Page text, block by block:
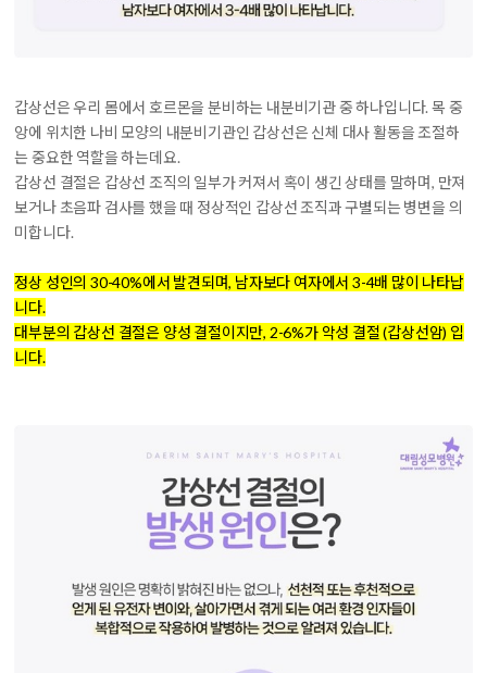
갑상선은 우리 몸에서 호르몬을 분비하는 내분비기관 중 하나입니다. 목 중
앙에 위치한 나비 모양의 내분비기관인 갑상선은 신체 대사 활동을 조절하
는 중요한 역할을 하는데요.
갑상선 결절은 갑상선 조직의 일부가 커져서 혹이 생긴 상태를 말하며, 만져
보거나 초음파 검사를 했을 때 정상적인 갑상선 조직과 구별되는 병변을 의
미합니다.
정상 성인의 30-40%에서 발견되며, 남자보다 여자에서 3-4배 많이 나타납
니다.
대부분의 갑상선 결절은 양성 결절이지만, 2-6%가 악성 결절 (갑상선암) 입
니다.